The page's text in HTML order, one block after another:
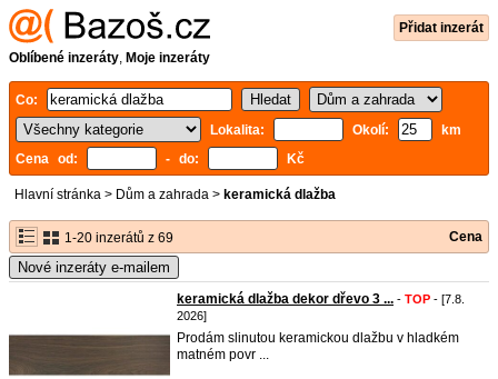
Přidat inzerát
Oblíbené inzeráty, Moje inzeráty
Co:
Lokalita:
Okolí:
km
Cena od:
- do: Kč
Hlavní stránka > Dům a zahrada > keramická dlažba
1-20 inzerátů z 69 Cena
Nové inzeráty e-mailem
keramická dlažba dekor dřevo 3 ... - TOP - [7.8.
2026]
Prodám slinutou keramickou dlažbu v hladkém
matném povr ...